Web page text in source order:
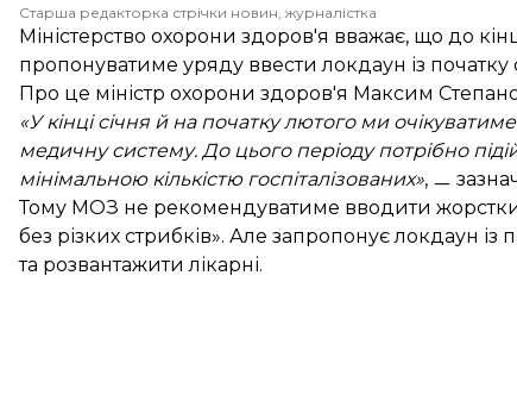
Старша редакторка стрічки новин, журналістка
Міністерство охорони здоров'я вважає, що до
пропонуватиме уряду ввести локдаун із початку
Про це міністр охорони здоров'я Максим
«У кінці січня й на початку лютого ми
медичну систему. До цього періоду потрібно
мінімальною кількістю госпіталізованих», ㅡ
Тому МОЗ не рекомендуватиме вводити
без різких стрибків». Але запропонує локдаун
та розвантажити лікарні.